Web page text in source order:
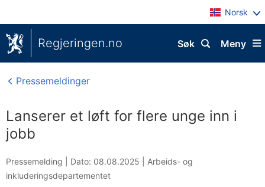
Norsk
Regjeringen.no Meny
Søk
Pressemeldinger
Lanserer et løft for flere unge inn i
jobb
Pressemelding | Dato: 08.08.2025
Arbeids- og
inkluderingsdepartementet